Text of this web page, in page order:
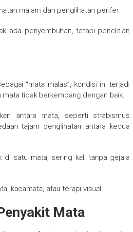
malam dan penglihatan perifer.
ada penyembuhan, tetapi penelitian
“mata malas”, kondisi ini terjadi
mata tidak berkembang dengan baik.
antara mata, seperti strabismus
tajam penglihatan antara kedua
di satu mata, sering kali tanpa gejala
kacamata, atau terapi visual.
Mata